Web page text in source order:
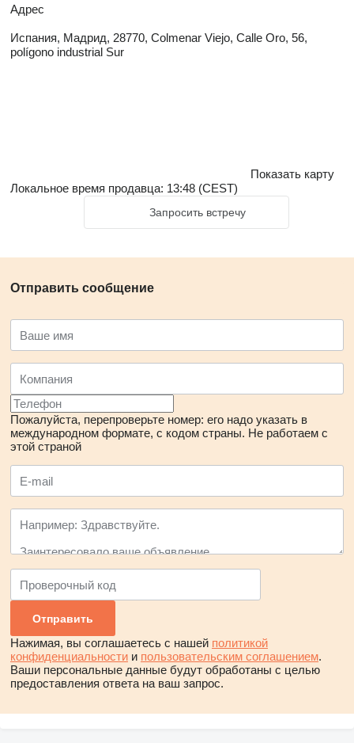
Адрес
Испания, Мадрид, 28770, Colmenar Viejo, Calle Oro, 56,
polígono industrial Sur
Показать карту
Локальное время продавца: 13:48 (CEST)
Запросить встречу
Отправить сообщение
Пожалуйста, перепроверьте номер: его надо указать в
международном формате, с кодом страны. Не работаем с
этой страной
Нажимая, вы соглашаетесь с нашей политикой
конфиденциальности и пользовательским соглашением.
Ваши персональные данные будут обработаны с целью
предоставления ответа на ваш запрос.